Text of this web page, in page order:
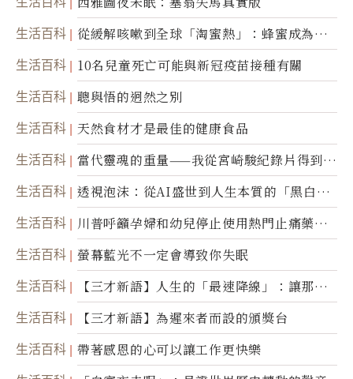
生活百科
從緩解咳嗽到全球「淘蜜熱」：蜂蜜成為健
康產業前沿商品
生活百科 10名兒童死亡可能與新冠疫苗接種有關
生活百科 聰與悟的迥然之別
生活百科 天然食材才是最佳的健康食品
生活百科
當代靈魂的重量——我從宮崎駿紀錄片得到的
省思
生活百科
透視泡沫：從AI盛世到人生本質的「黑白一
瞬」
生活百科
川普呼籲孕婦和幼兒停止使用熱門止痛藥泰
諾
生活百科 螢幕藍光不一定會導致你失眠
生活百科
【三才新語】人生的「最速降線」：讓那道
光，帶你滑向自己
生活百科 【三才新語】為遲來者而設的頒獎台
生活百科 帶著感恩的心可以讓工作更快樂